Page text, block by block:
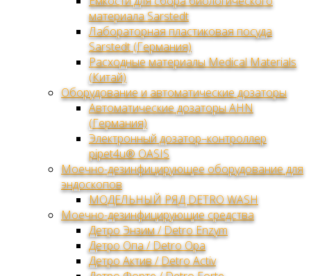
материала Sarstedt
Лабораторная пластиковая посуда
Sarstedt (Германия)
Расходные материалы Medical Materials
(Китай)
Оборудование и автоматические дозаторы
Автоматические дозаторы AHN
(Германия)
Электронный дозатор–контроллер
pipet4u® OASIS
Моечно-дезинфицирующее оборудование для
эндоскопов
МОДЕЛЬНЫЙ РЯД DETRO WASH
Моечно-дезинфицирующие средства
Детро Энзим / Detro Enzym
Детро Опа / Detro Opa
Детро Актив / Detro Activ